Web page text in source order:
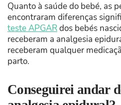
Quanto à saúde do bebé, as
encontraram diferenças
teste APGARdos bebés
receberam a analgesia
receberam qualquer
parto.
Conseguirei andar